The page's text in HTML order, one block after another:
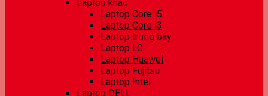
Laptop khác
Laptop Core i5
Laptop Core i3
Laptop trưng bày
Laptop LG
Laptop Huawei
Laptop Fujitsu
Laptop Intel
Laptop DELL